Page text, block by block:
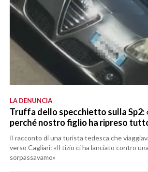
LA DENUNCIA
Truffa dello specchietto sulla Sp2:
perché nostro figlio ha ripreso
Il racconto di una turista tedesca che
verso Cagliari: «Il tizio ci ha lanciato contro
sorpassavamo»